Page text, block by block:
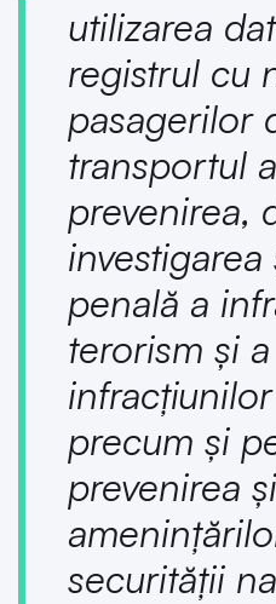
utilizarea
registrul cu
pasagerilor
transportul
prevenirea,
penală a
terorism şi a
precum şi
prevenirea
securităţii